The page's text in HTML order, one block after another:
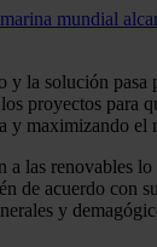
mundial
la solución pasa
proyectos para
y maximizando el
a las renovables lo
de acuerdo con
y